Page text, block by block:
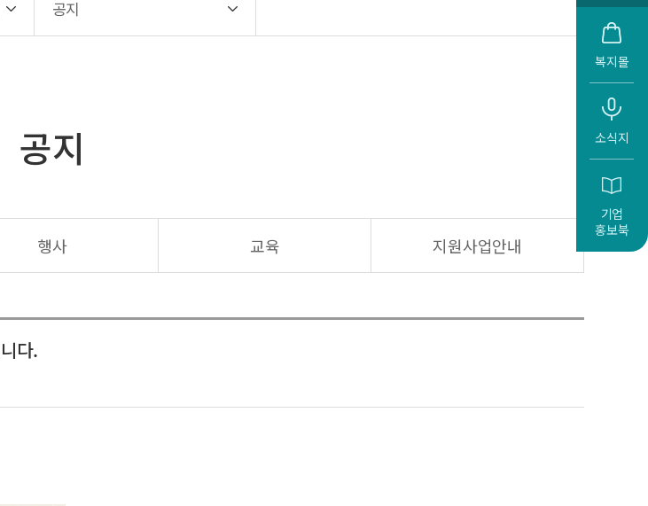
공지
공지
행사 교육 지원사업안내
다.
복지몰
소식지
기업
홍보북